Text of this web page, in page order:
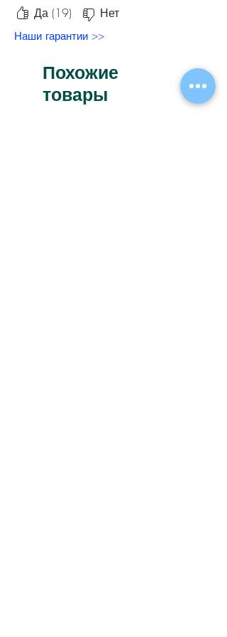
Да (19)
Нет
Наши гарантии >>
Похожие
товары